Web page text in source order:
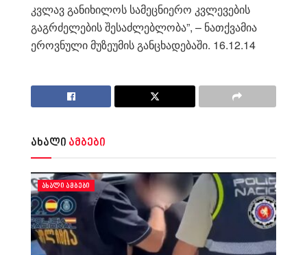
კვლავ განიხილოს სამეცნიერო კვლევების
გაგრძელების შესაძლებლობა”, – ნათქვამია
ეროვნული მუზეუმის განცხადებაში. 16.12.14
ახალი ამბები
ᲐᲮᲐᲚᲘ ᲐᲛᲑᲔᲑᲘ